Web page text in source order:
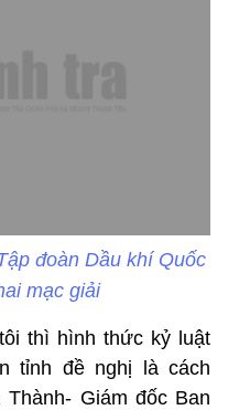
đoàn Dầu khí Quốc
mạc giải
thì hình thức kỷ luật
tỉnh đề nghị là cách
Giám đốc Ban